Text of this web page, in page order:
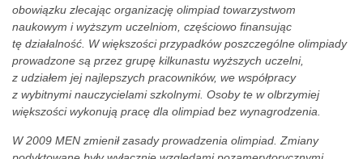
obowiązku zlecając organizację olimpiad towarzystwom
naukowym i wyższym uczelniom, częściowo finansując
tę działalność. W większości przypadków poszczególne olimpiady
prowadzone są przez grupę kilkunastu wyższych uczelni,
z udziałem jej najlepszych pracowników, we współpracy
z wybitnymi nauczycielami szkolnymi. Osoby te w olbrzymiej
większości wykonują pracę dla olimpiad bez wynagrodzenia.
W 2009 MEN zmienił zasady prowadzenia olimpiad. Zmiany